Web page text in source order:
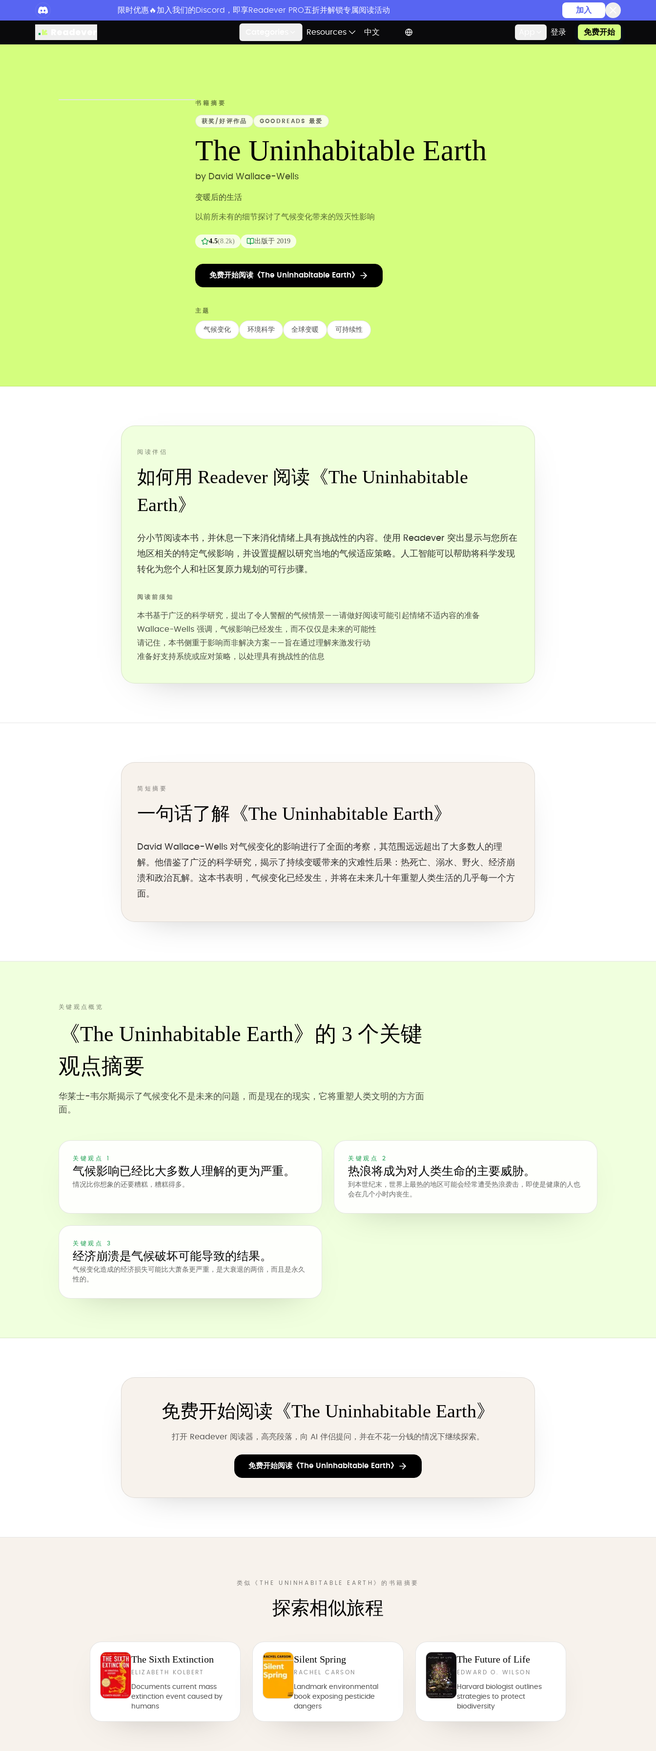
限时优惠🔥加入我们的Discord，即享Readever PRO五折并解锁专属阅读活动 加入
Resources 中文 登录 免费开始
书籍摘要
获奖/好评作品 GOODREADS 最爱
The Uninhabitable Earth
by David Wallace-Wells
变暖后的生活
以前所未有的细节探讨了气候变化带来的毁灭性影响
4.5(8.2k) 出版于 2019
免费开始阅读《The Uninhabitable Earth》
主题
气候变化 环境科学 全球变暖 可持续性
阅读伴侣
如何用 Readever 阅读《The Uninhabitable
Earth》
分小节阅读本书，并休息一下来消化情绪上具有挑战性的内容。使用 Readever 突出显示与您所在
地区相关的特定气候影响，并设置提醒以研究当地的气候适应策略。人工智能可以帮助将科学发现
转化为您个人和社区复原力规划的可行步骤。
阅读前须知
本书基于广泛的科学研究，提出了令人警醒的气候情景——请做好阅读可能引起情绪不适内容的准备
Wallace-Wells 强调，气候影响已经发生，而不仅仅是未来的可能性
请记住，本书侧重于影响而非解决方案——旨在通过理解来激发行动
准备好支持系统或应对策略，以处理具有挑战性的信息
简短摘要
一句话了解《The Uninhabitable Earth》
David Wallace-Wells 对气候变化的影响进行了全面的考察，其范围远远超出了大多数人的理
解。他借鉴了广泛的科学研究，揭示了持续变暖带来的灾难性后果：热死亡、溺水、野火、经济崩
溃和政治瓦解。这本书表明，气候变化已经发生，并将在未来几十年重塑人类生活的几乎每一个方
面。
关键观点概览
《The Uninhabitable Earth》的 3 个关键
观点摘要
华莱士-韦尔斯揭示了气候变化不是未来的问题，而是现在的现实，它将重塑人类文明的方方面
面。
关键观点 1
气候影响已经比大多数人理解的更为严重。
情况比你想象的还要糟糕，糟糕得多。
关键观点 2
热浪将成为对人类生命的主要威胁。
到本世纪末，世界上最热的地区可能会经常遭受热浪袭击，即使是健康的人也
会在几个小时内丧生。
关键观点 3
经济崩溃是气候破坏可能导致的结果。
气候变化造成的经济损失可能比大萧条更严重，是大衰退的两倍，而且是永久
性的。
免费开始阅读《The Uninhabitable Earth》
打开 Readever 阅读器，高亮段落，向 AI 伴侣提问，并在不花一分钱的情况下继续探索。
免费开始阅读《The Uninhabitable Earth》
类似《THE UNINHABITABLE EARTH》的书籍摘要
探索相似旅程
The Sixth Extinction
ELIZABETH KOLBERT
Documents current mass
extinction event caused by
humans
Silent Spring
RACHEL CARSON
Landmark environmental
book exposing pesticide
dangers
The Future of Life
EDWARD O. WILSON
Harvard biologist outlines
strategies to protect
biodiversity